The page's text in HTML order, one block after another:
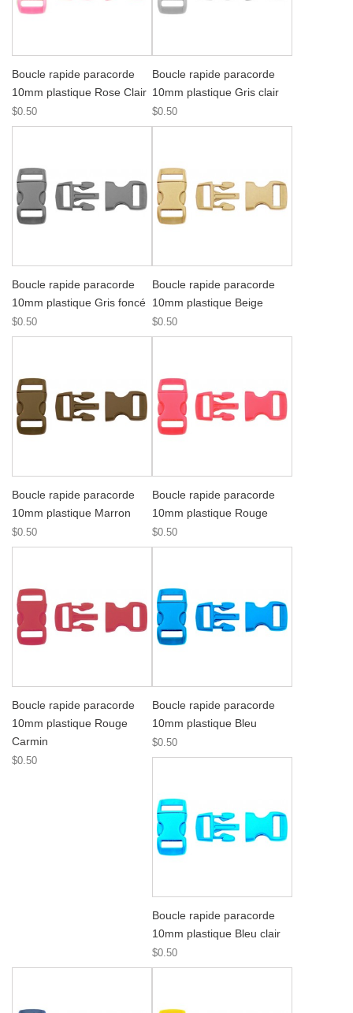
Boucle rapide paracorde
10mm plastique Rose Clair
$0.50
Boucle rapide paracorde
10mm plastique Gris clair
$0.50
Boucle rapide paracorde
10mm plastique Gris foncé
$0.50
Boucle rapide paracorde
10mm plastique Beige
$0.50
Boucle rapide paracorde
10mm plastique Marron
$0.50
Boucle rapide paracorde
10mm plastique Rouge
$0.50
Boucle rapide paracorde
10mm plastique Rouge
Carmin
$0.50
Boucle rapide paracorde
10mm plastique Bleu
$0.50
Boucle rapide paracorde
10mm plastique Bleu clair
$0.50